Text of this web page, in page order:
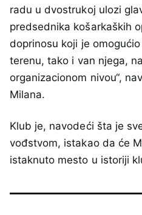
radu u dvostrukoj ulozi
predsednika košarkaških
doprinosu koji je
terenu, tako i van njega,
organizacionom nivou“,
Milana.
Klub je, navodeći šta je
vođstvom, istakao da će
istaknuto mesto u istoriji